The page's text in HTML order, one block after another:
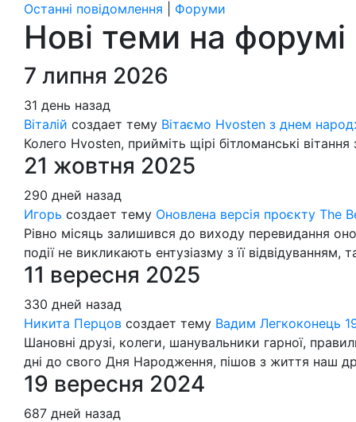
Останні повідомлення
Форуми
Нові теми на
7 липня 2026
31 день назад
Віталій создает тему Вітаємо Hvosten з днем
Колего Hvosten, прийміть щірі бітломанські
21 жовтня 2025
290 дней назад
Игорь создает тему Оновлена версія проєкту The
Рівно місяць залишився до виходу перевидання
події не викликають ентузіазму з її відвідуванням,
11 вересня 2025
330 дней назад
Никита Перцов создает тему Вадим Легкоконець
Шановні друзі, колеги, шанувальники гарної,
дні до свого Дня Народження, пішов з життя наш
19 вересня 2024
687 дней назад